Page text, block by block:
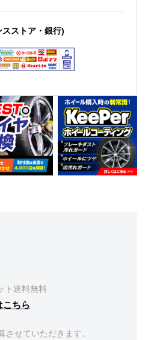
ストア・銀行)
ト送料無料
こちら
させていただきます。